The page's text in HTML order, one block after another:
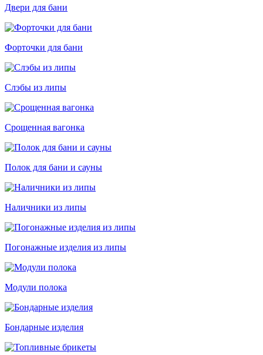
Двери для бани
Форточки для бани
Слэбы из липы
Срощенная вагонка
Полок для бани и сауны
Наличники из липы
Погонажные изделия из липы
Модули полока
Бондарные изделия